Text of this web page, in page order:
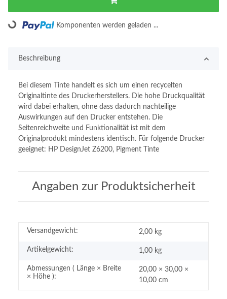
Loading... Komponenten werden geladen ...
Beschreibung
Bei diesem Tinte handelt es sich um einen recycelten
Originaltinte des Druckerherstellers. Die hohe Druckqualität
wird dabei erhalten, ohne dass dadurch nachteilige
Auswirkungen auf den Drucker entstehen. Die
Seitenreichweite und Funktionalität ist mit dem
Originalprodukt mindestens identisch. Für folgende Drucker
geeignet: HP DesignJet Z6200, Pigment Tinte
Angaben zur Produktsicherheit
Versandgewicht: 2,00 kg
Artikelgewicht: 1,00 kg
Abmessungen ( Länge × Breite
× Höhe ):
20,00 × 30,00 ×
10,00 cm